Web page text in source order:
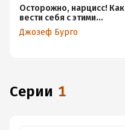
Осторожно, нарцисс! Как
вести себя с этими
самовлюбленными
типами
Джозеф Бурго
Серии 1